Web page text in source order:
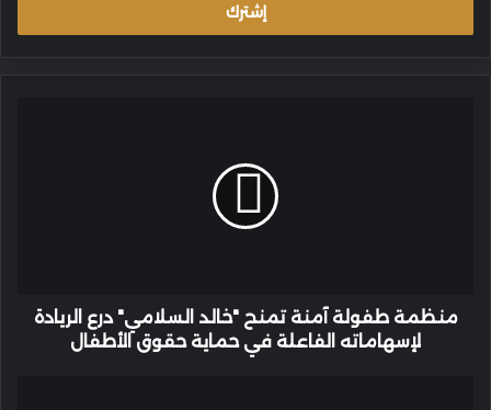
الفاعلة
منظمة طفولة آمنة تمنح "خالد السلامي" درع الريادة
لإسهاماته الفاعلة في حماية حقوق الأطفال